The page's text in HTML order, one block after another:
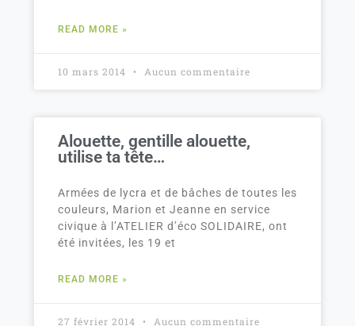
READ MORE »
10 mars 2014 Aucun commentaire
Alouette, gentille alouette,
utilise ta tête…
Armées de lycra et de bâches de toutes les
couleurs, Marion et Jeanne en service
civique à l’ATELIER d’éco SOLIDAIRE, ont
été invitées, les 19 et
READ MORE »
27 février 2014 Aucun commentaire